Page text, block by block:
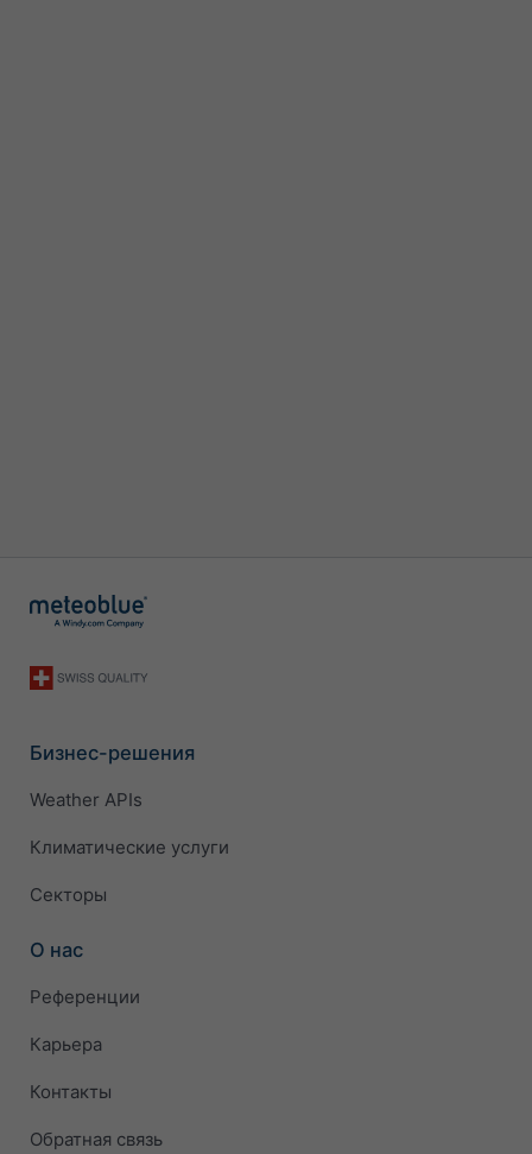
Бизнес-решения
Weather APIs
Климатические услуги
Секторы
О нас
Референции
Карьера
Контакты
Обратная связь